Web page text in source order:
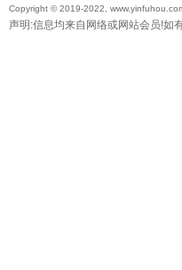
Copyright © 2019-2022,
声明:信息均来自网络或网站会员!如